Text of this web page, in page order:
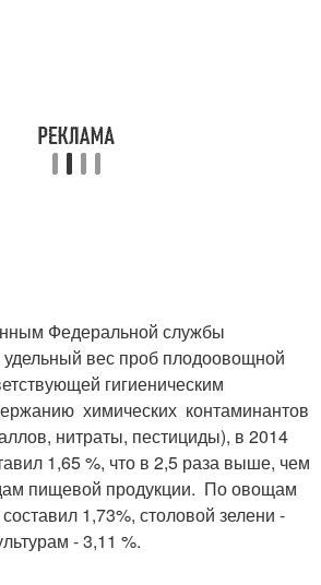
службы
удельный вес проб плодоовощной
гигиеническим
химических контаминантов
нитраты, пестициды), в 2014
1,65 %, что в 2,5 раза выше, чем
пищевой продукции. По овощам
1,73%, столовой зелени -
- 3,11 %.